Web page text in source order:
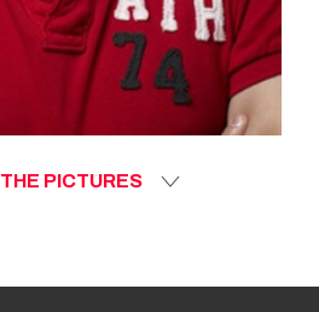
THE PICTURES